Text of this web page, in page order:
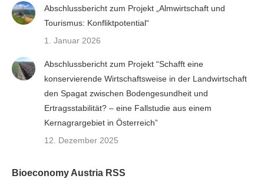
Abschlussbericht zum Projekt „Almwirtschaft und
Tourismus: Konfliktpotential“
1. Januar 2026
Abschlussbericht zum Projekt “Schafft eine
konservierende Wirtschaftsweise in der Landwirtschaft
den Spagat zwischen Bodengesundheit und
Ertragsstabilität? – eine Fallstudie aus einem
Kernagrargebiet in Österreich”
12. Dezember 2025
Bioeconomy Austria RSS